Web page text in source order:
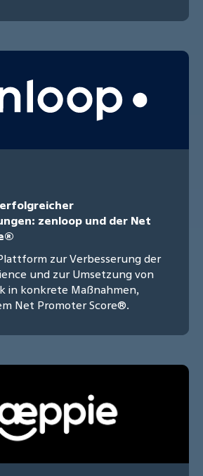
erfolgreicher
zenloop und der Net
zur Verbesserung der
und zur Umsetzung von
in konkrete Maßnahmen,
Net Promoter Score®.